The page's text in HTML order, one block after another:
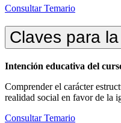
Consultar Temario
Claves para
Intención educativa del
Comprender el carácter
realidad social en favor de la
Consultar Temario